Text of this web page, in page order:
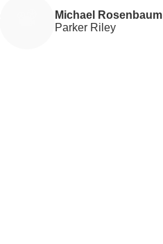
Michael Rosenbaum
Parker Riley